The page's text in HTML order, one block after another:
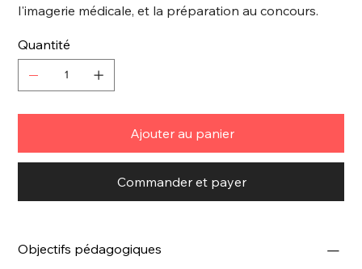
l'imagerie médicale, et la préparation au concours.
Quantité
Ajouter au panier
Commander et payer
Objectifs pédagogiques